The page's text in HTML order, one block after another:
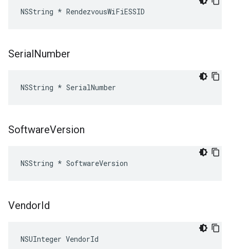
NSString * RendezvousWiFiESSID
SerialNumber
NSString * SerialNumber
SoftwareVersion
NSString * SoftwareVersion
VendorId
NSUInteger VendorId